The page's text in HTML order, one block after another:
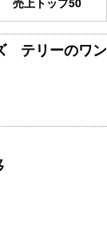
テリーのワン